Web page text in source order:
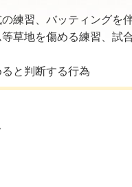
練習、バッティングを
草地を傷める練習、試
と判断する行為